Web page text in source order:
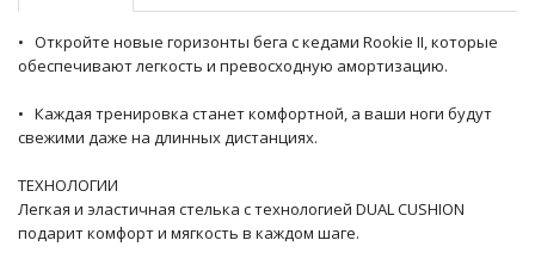
• Откройте новые горизонты бега с кедами Rookie II, которые
обеспечивают легкость и превосходную амортизацию.
• Каждая тренировка станет комфортной, а ваши ноги будут
свежими даже на длинных дистанциях.
ТЕХНОЛОГИИ
Легкая и эластичная стелька с технологией DUAL CUSHION
подарит комфорт и мягкость в каждом шаге.